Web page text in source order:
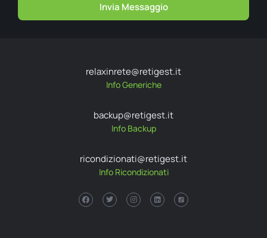
relaxinrete@retigest.it
Info Generiche
backup@retigest.it
Info Backup
ricondizionati@retigest.it
Info Ricondizionati
Invia Messaggio